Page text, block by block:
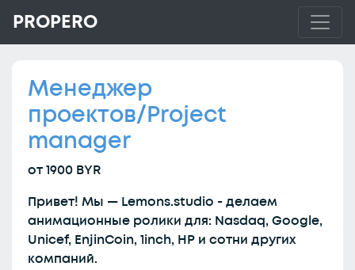
PROPERO
Менеджер
проектов/Project
manager
от 1900 BYR
Привет! Мы — Lemons.studio - делаем
анимационные ролики для: Nasdaq, Google,
Unicef, EnjinCoin, 1inch, HP и сотни других
компаний.